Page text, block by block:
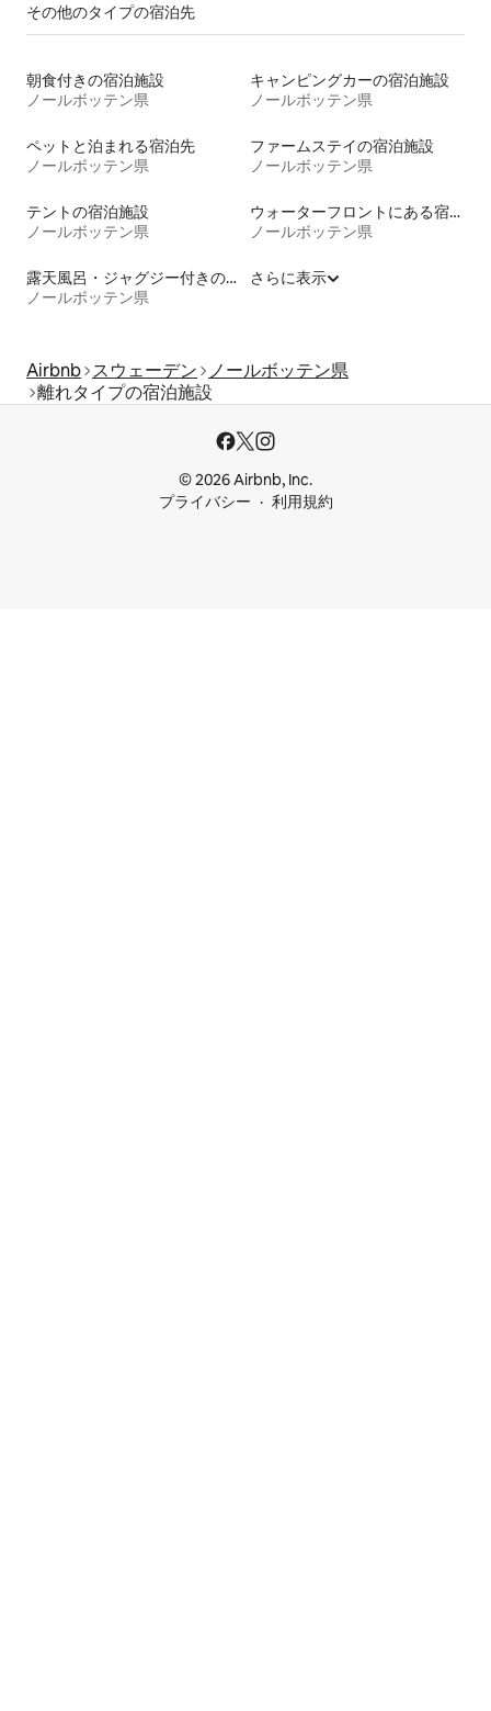
その他のタ⁠イ⁠プ⁠の宿⁠泊⁠先
朝食付きの宿泊施設
ノールボッテン県
キャンピングカーの宿泊施設
ノールボッテン県
ペットと泊まれる宿泊先
ノールボッテン県
ファームステイの宿泊施設
ノールボッテン県
テントの宿泊施設
ノールボッテン県
ウォーターフロントにある宿泊施設
ノールボッテン県
露天風呂・ジャグジー付きの宿泊施設
ノールボッテン県
さらに表示
Airbnb スウェーデン
ノールボッテン県
離れタイプの宿泊施設
© 2026 Airbnb, Inc.
プライバシー
利用規約